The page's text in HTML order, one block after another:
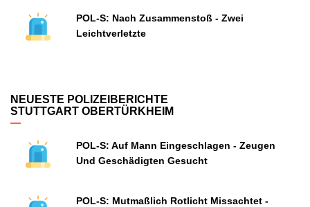
POL-S: Nach Zusammenstoß - Zwei
Leichtverletzte
NEUESTE POLIZEIBERICHTE
STUTTGART OBERTÜRKHEIM
POL-S: Auf Mann Eingeschlagen - Zeugen
Und Geschädigten Gesucht
POL-S: Mutmaßlich Rotlicht Missachtet -